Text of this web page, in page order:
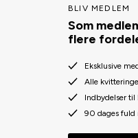
BLIV MEDLEM
Som
flere
Eksklusive
Alle
Indbydelser
90 dages fuld